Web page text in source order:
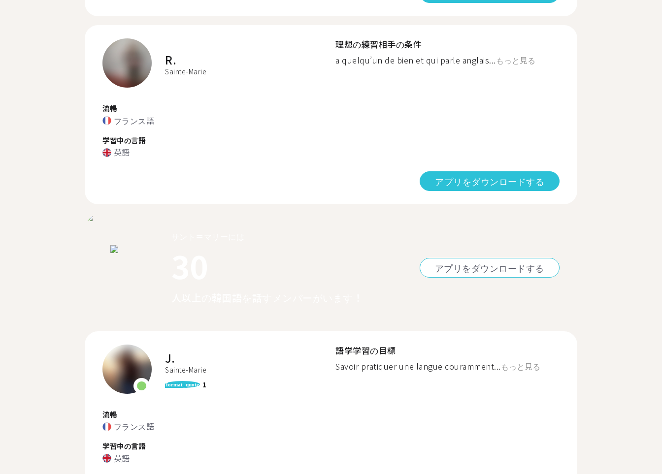
R.
Sainte-Marie
流暢
フランス語
学習中の言語
英語
理想の練習相手の条件
a quelqu’un de bien et qui parle anglais... もっと見る
アプリをダウンロードする
アプリをダウンロードする
J.
Sainte-Marie
format_quote 1
流暢
フランス語
学習中の言語
英語
語学学習の目標
Savoir pratiquer une langue couramment... もっと見る